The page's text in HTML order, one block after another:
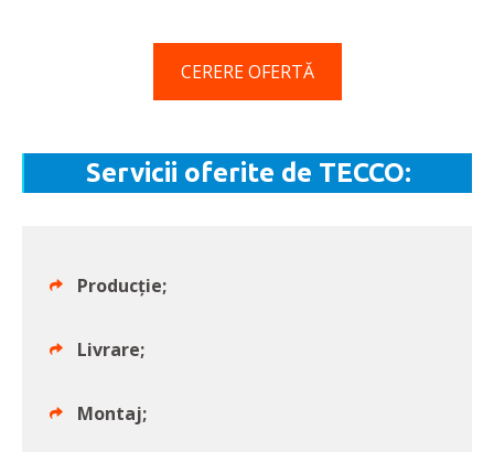
CERERE OFERTĂ
Servicii oferite de TECCO:
Producție;
Livrare;
Montaj;